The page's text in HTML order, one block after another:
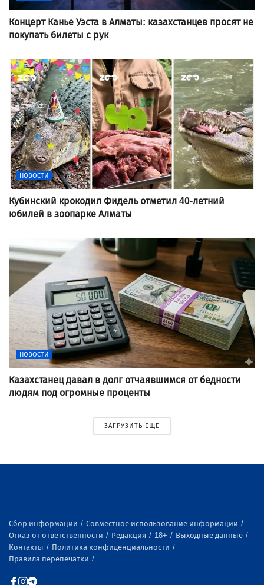
Концерт Канье Уэста в Алматы: казахстанцев просят не
покупать билеты с рук
НОВОСТИ
Кубинский крокодил Фидель отметил 40-летний
юбилей в зоопарке Алматы
НОВОСТИ
Казахстанец давал в долг отчаявшимся от бедности
людям под огромные проценты
ЗАГРУЗИТЬ ЕЩЕ
Сбор информации
Совместное использование информации
Отказ от ответственности
Редакция 18+
Выходные данные
Контакты
Политика конфиденциальности
Правила перепечатки